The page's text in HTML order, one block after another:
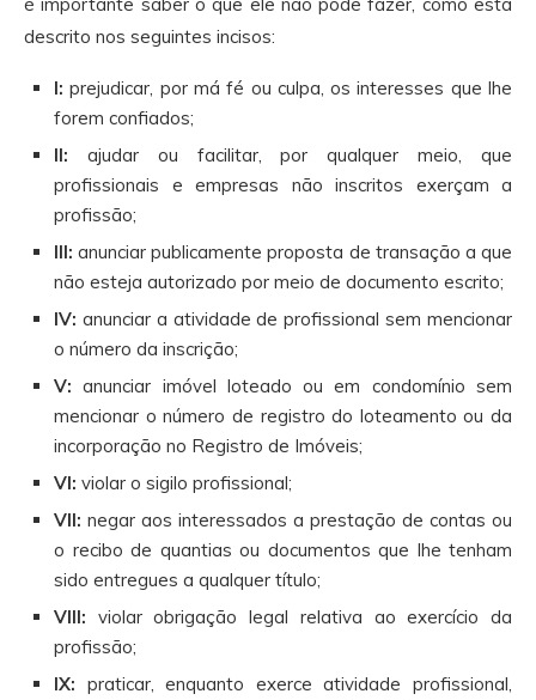
descrito nos seguintes incisos:
I: prejudicar, por má fé ou culpa, os interesses que lhe
forem confiados;
II: ajudar ou facilitar, por qualquer meio, que
profissionais e empresas não inscritos exerçam a
profissão;
III: anunciar publicamente proposta de transação a que
não esteja autorizado por meio de documento escrito;
IV: anunciar a atividade de profissional sem mencionar
o número da inscrição;
V: anunciar imóvel loteado ou em condomínio sem
mencionar o número de registro do loteamento ou da
incorporação no Registro de Imóveis;
VI: violar o sigilo profissional;
VII: negar aos interessados a prestação de contas ou
o recibo de quantias ou documentos que lhe tenham
sido entregues a qualquer título;
VIII: violar obrigação legal relativa ao exercício da
profissão;
IX: praticar, enquanto exerce atividade profissional,